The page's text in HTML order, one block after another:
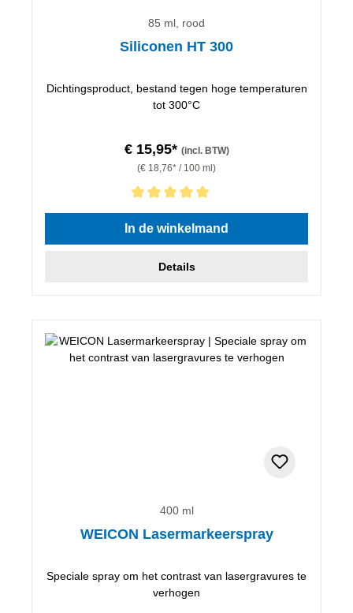
85 ml, rood
Siliconen HT 300
Dichtingsproduct, bestand tegen hoge temperaturen
tot 300°C
€ 15,95* (incl. BTW)
(€ 18,76* / 100 ml)
Gemiddelde waardering van 5 van 5 sterren
In de winkelmand
Details
400 ml
WEICON Lasermarkeerspray
Speciale spray om het contrast van lasergravures te
verhogen